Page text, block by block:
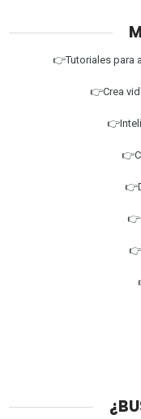
👉Tutoriales para
👉Crea